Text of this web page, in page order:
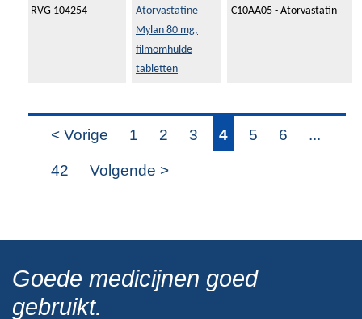
RVG 104254
Atorvastatine
Mylan 80 mg,
filmomhulde
tabletten
C10AA05 - Atorvastatin
< Vorige 1 2 3 4 5 6 ...
42 Volgende >
Goede medicijnen goed
gebruikt.